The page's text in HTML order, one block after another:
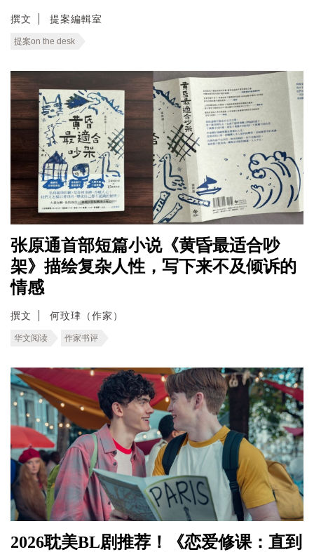
撰文 提案編輯室
提案on the desk
张原通首部短篇小说《黄昏最适合吵
架》描绘复杂人性，写下来不及倾诉的
情感
撰文 何玟珒（作家）
华文阅读 作家书评
2026耽美BL剧推荐！《恋爱修课：直到